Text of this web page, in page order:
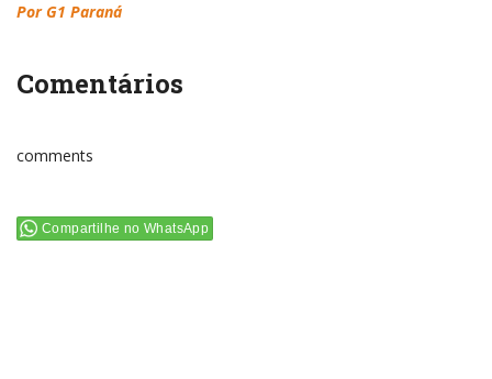
Por G1 Paraná
Comentários
comments
Compartilhe no WhatsApp